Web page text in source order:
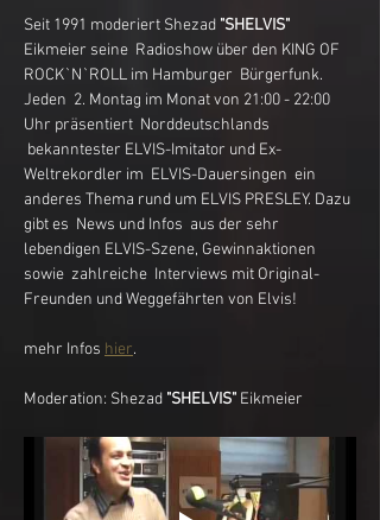
Seit 1991 moderiert Shezad "SHELVIS"
Eikmeier seine  Radioshow über den KING OF
ROCK`N`ROLL im Hamburger  Bürgerfunk.
Jeden  2. Montag im Monat von 21:00 - 22:00
Uhr präsentiert  Norddeutschlands
bekanntester ELVIS-Imitator und Ex-
Weltrekordler im  ELVIS-Dauersingen  ein
anderes Thema rund um ELVIS PRESLEY. Dazu
gibt es  News und Infos  aus der sehr
lebendigen ELVIS-Szene, Gewinnaktionen
sowie  zahlreiche  Interviews mit Original-
Freunden und Weggefährten von Elvis!
mehr Infos hier.
Moderation: Shezad "SHELVIS" Eikmeier